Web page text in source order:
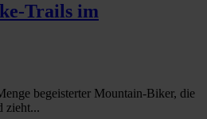
Trails im
begeisterter Mountain-Biker, die
zieht...